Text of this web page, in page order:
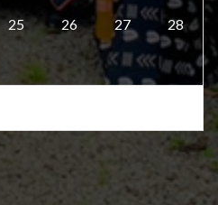
25 26 27 28